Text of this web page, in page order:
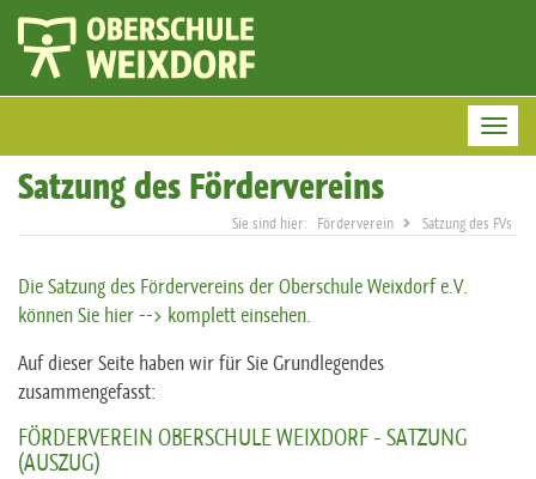
Satzung des Fördervereins
Förderverein Satzung des FVs
Die Satzung des Fördervereins der Oberschule Weixdorf e.V.
können Sie hier --> komplett einsehen.
Auf dieser Seite haben wir für Sie Grundlegendes
zusammengefasst:
FÖRDERVEREIN OBERSCHULE WEIXDORF - SATZUNG
(AUSZUG)